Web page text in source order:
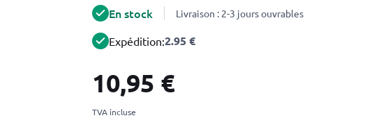
En stock Livraison : 2-3 jours ouvrables
Expédition:2.95 €
10,95 €
TVA incluse